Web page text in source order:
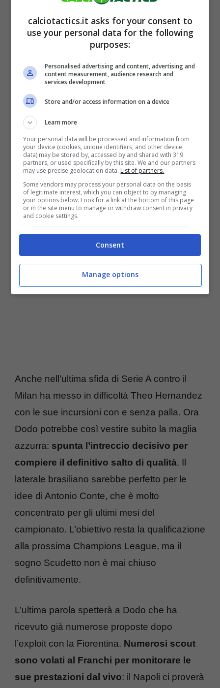
offerte per programmare la prossima
sessione di mercato:spunta la novità sul
futuro in Serie A per Dodo.
Come svelato dall’esperto di calciomercato,
Ekrem Konur, Dodo è pronto a sposare il
capitan di Lorenzo.Sulle sue tracce ci
sarebbero anche Atletico Madrid e
Barcellonadopo l’exploit del laterale
brasiliano con Raffaele Palladino in maglia
viola.
Anche nell’ultima sfida di Serie A contro il
Milan ha messo in difficoltà Theo Hernandez
con le sue incursioni con e senza palla. Ora
Dodo potrebbe così vestire subito la maglia
azzurra: spunta l’intreccio decisivo per
compiere il definitivo salto di qualità. Il
laterale brasiliano sarebbe perfetto per le
idee di Antonio Conte, che è molto
concentrato per gli ultimi mesi del
campionato. L’obiettivo resta la qualificazione
alla prossima Champions League, ma il
sogno Scudetto non è mai chiuso
definitivamente.
L’ultima parola spetterà a Dodo che ha
ricevuto già numerose proposte dopo
l’exploit con la Fiorentina. Numerosi scout
sono volati al Franchi per monitorare le
sue prestazioni dal vivo: il Napoli ci proverà
calciotactics.it asks for your consent to
use your personal data for the following
purposes:
Personalised advertising and content, advertising and
content measurement, audience research and
services development
Store and/or access information on a device
Learn more
Your personal data will be processed and information from
your device (cookies, unique identifiers, and other device
data) may be stored by, accessed by and shared with 319
partners, or used specifically by this site. We and our partners
may use precise geolocation data. List of partners.
Some vendors may process your personal data on the basis
of legitimate interest, which you can object to by managing
your options below. Look for a link at the bottom of this page
or in the site menu to manage or withdraw consent in privacy
and cookie settings.
Consent
Manage options